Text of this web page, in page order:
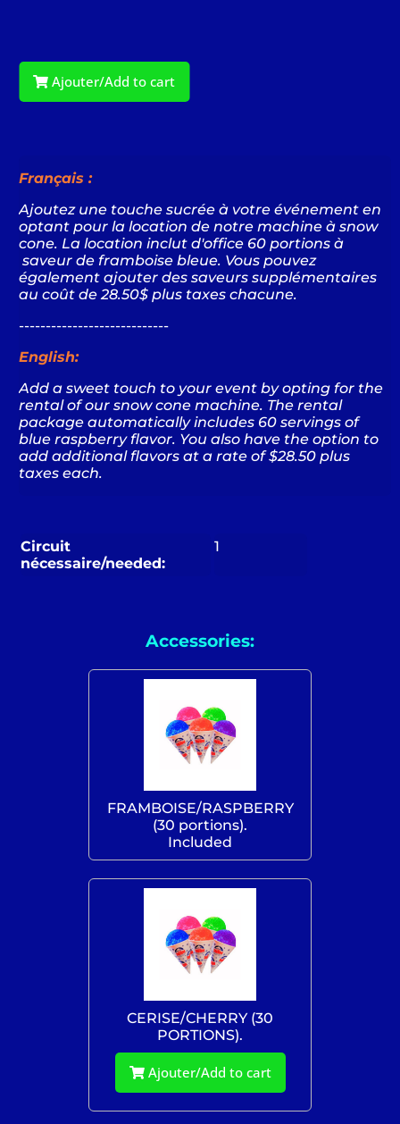
Ajouter/Add to cart
Français :
Ajoutez une touche sucrée à votre événement en
optant pour la location de notre machine à snow
cone. La location inclut d'office 60 portions à
saveur de framboise bleue. Vous pouvez
également ajouter des saveurs supplémentaires
au coûtde 28.50$ plus taxes chacune.
----------------------------
English:
Add a sweet touch to your event by opting for the
rental of our snow cone machine. The rental
package automatically includes 60 servings of
blue raspberry flavor. You also have the option to
add additional flavors at a rate of $28.50 plus
taxes each.
Circuit
nécessaire/needed:
1
Accessories:
FRAMBOISE/RASPBERRY
(30 portions).
Included
CERISE/CHERRY (30
PORTIONS).
Ajouter/Add to cart